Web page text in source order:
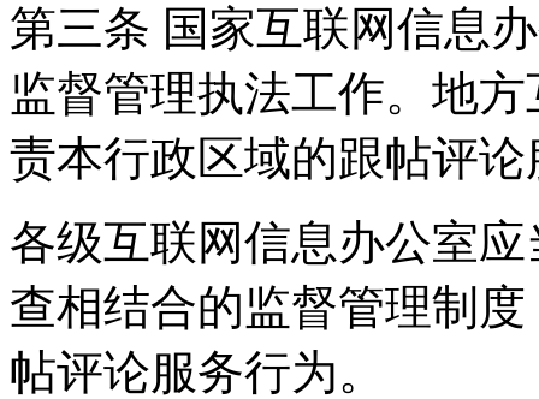
第三条 国家互联网信息
监督管理执法工作。地
责本行政区域的跟帖评
各级互联网信息办公室
查相结合的监督管理制
帖评论服务行为。